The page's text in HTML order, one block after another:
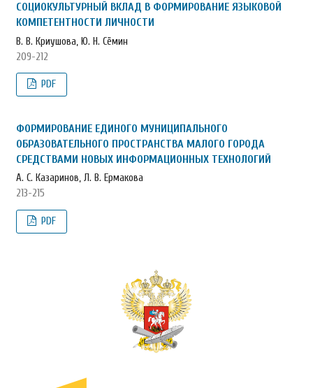
СОЦИОКУЛЬТУРНЫЙ ВКЛАД В ФОРМИРОВАНИЕ ЯЗЫКОВОЙ
КОМПЕТЕНТНОСТИ ЛИЧНОСТИ
В. В. Криушова, Ю. Н. Сёмин
209-212
PDF
ФОРМИРОВАНИЕ ЕДИНОГО МУНИЦИПАЛЬНОГО
ОБРАЗОВАТЕЛЬНОГО ПРОСТРАНСТВА МАЛОГО ГОРОДА
СРЕДСТВАМИ НОВЫХ ИНФОРМАЦИОННЫХ ТЕХНОЛОГИЙ
А. С. Казаринов, Л. В. Ермакова
213-215
PDF